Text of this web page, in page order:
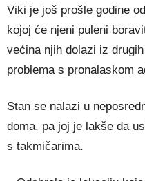
Viki je još prošle godine
kojoj će njeni puleni
većina njih dolazi iz
problema s pronalaskom
Stan se nalazi u
doma, pa joj je lakše da
s takmičarima.